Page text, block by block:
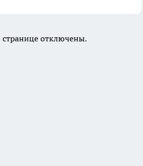
отключены.